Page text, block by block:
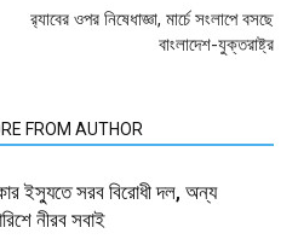
র‌্যাবের ওপর নিষেধাজ্ঞা, মার্চে সংলাপে বসছে
বাংলাদেশ-যুক্তরাষ্ট্র
FROM AUTHOR
ইস্যুতে সরব বিরোধী দল, অন্য
নীরব সবাই